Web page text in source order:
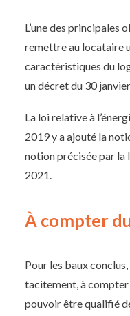
L’une des principales
remettre au locataire
caractéristiques du
un décret du 30
La loi relative à
2019 y a ajouté la
notion précisée par la
2021.
À compter
Pour les baux
tacitement, à compter
pouvoir être qualifié